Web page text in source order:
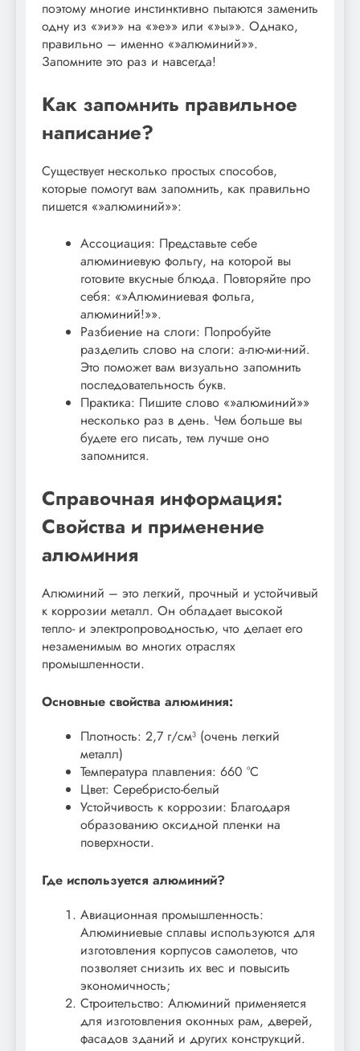
поэтому многие инстинктивно пытаются заменить
одну из «»и»» на «»е»» или «»ы»». Однако,
правильно – именно «»алюминий»».
Запомните это раз и навсегда!
Как запомнить правильное
написание?
Существует несколько простых способов,
которые помогут вам запомнить, как правильно
пишется «»алюминий»»:
Ассоциация: Представьте себе
алюминиевую фольгу, на которой вы
готовите вкусные блюда. Повторяйте про
себя: «»Алюминиевая фольга,
алюминий!»».
Разбиение на слоги: Попробуйте
разделить слово на слоги: а-лю-ми-ний.
Это поможет вам визуально запомнить
последовательность букв.
Практика: Пишите слово «»алюминий»»
несколько раз в день. Чем больше вы
будете его писать, тем лучше оно
запомнится.
Справочная информация:
Свойства и применение
алюминия
Алюминий – это легкий, прочный и устойчивый
к коррозии металл. Он обладает высокой
тепло- и электропроводностью, что делает его
незаменимым во многих отраслях
промышленности.
Основные свойства алюминия:
Плотность: 2,7 г/см³ (очень легкий
металл)
Температура плавления: 660 °C
Цвет: Серебристо-белый
Устойчивость к коррозии: Благодаря
образованию оксидной пленки на
поверхности.
Где используется алюминий?
Авиационная промышленность:
Алюминиевые сплавы используются для
изготовления корпусов самолетов, что
позволяет снизить их вес и повысить
экономичность;
Строительство: Алюминий применяется
для изготовления оконных рам, дверей,
фасадов зданий и других конструкций.